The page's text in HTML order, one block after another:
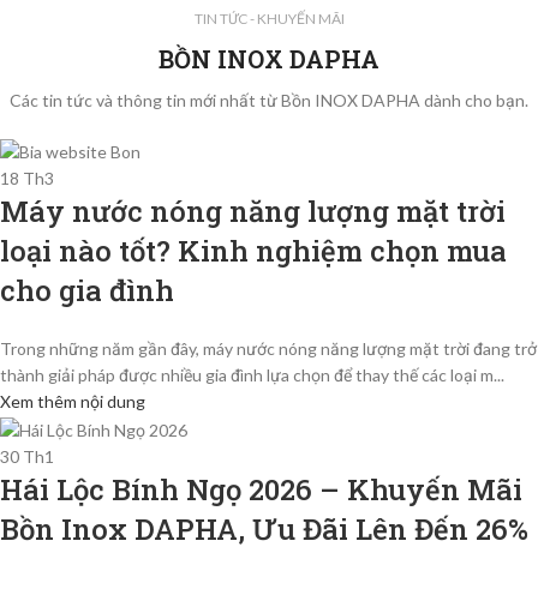
TIN TỨC - KHUYẾN MÃI
BỒN INOX DAPHA
Các tin tức và thông tin mới nhất từ Bồn INOX DAPHA dành cho bạn.
18 Th3
Máy nước nóng năng lượng mặt trời
loại nào tốt? Kinh nghiệm chọn mua
cho gia đình
Trong những năm gần đây, máy nước nóng năng lượng mặt trời đang trở
thành giải pháp được nhiều gia đình lựa chọn để thay thế các loại m...
Xem thêm nội dung
30 Th1
Hái Lộc Bính Ngọ 2026 – Khuyến Mãi
Bồn Inox DAPHA, Ưu Đãi Lên Đến 26%